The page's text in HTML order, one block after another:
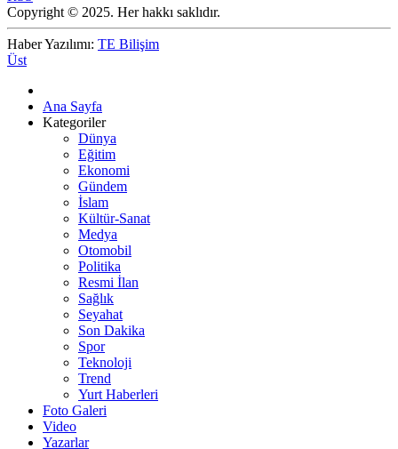
Copyright © 2025. Her hakkı saklıdır.
Haber Yazılımı: TE Bilişim
Üst
Ana Sayfa
Kategoriler
Dünya
Eğitim
Ekonomi
Gündem
İslam
Kültür-Sanat
Medya
Otomobil
Politika
Resmi İlan
Sağlık
Seyahat
Son Dakika
Spor
Teknoloji
Trend
Yurt Haberleri
Foto Galeri
Video
Yazarlar